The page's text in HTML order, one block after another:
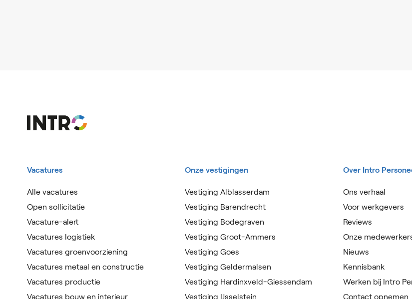
Vacatures
Alle vacatures
Open sollicitatie
Vacature-alert
Vacatures logistiek
Vacatures groenvoorziening
Vacatures metaal en constructie
Vacatures productie
Vacatures bouw en interieur
Onze vestigingen
Vestiging Alblasserdam
Vestiging Barendrecht
Vestiging Bodegraven
Vestiging Groot-Ammers
Vestiging Goes
Vestiging Geldermalsen
Vestiging Hardinxveld-Giessendam
Vestiging IJsselstein
Over Intro
Ons verhaal
Voor werkgevers
Reviews
Onze
Nieuws
Kennisbank
Werken bij Intro
Contact opnemen